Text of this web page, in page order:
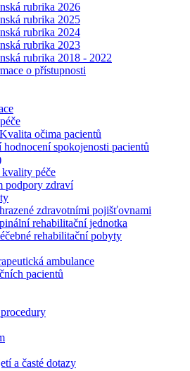
rubrika 2026
rubrika 2025
rubrika 2024
rubrika 2023
rubrika 2018 - 2022
o přístupnosti
očima pacientů
hodnocení spokojenosti pacientů
péče
podpory zdraví
zdravotními pojišťovnami
rehabilitační jednotka
rehabilitační pobyty
ambulance
pacientů
a časté dotazy